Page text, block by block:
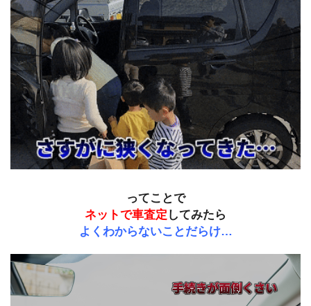
ってことで
ネットで車査定 してみたら
よくわからないことだらけ…